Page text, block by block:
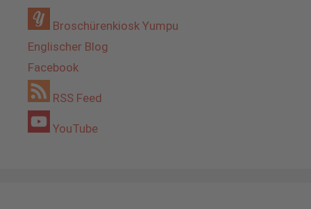
Broschürenkiosk Yumpu
Englischer Blog
Facebook
RSS Feed
YouTube